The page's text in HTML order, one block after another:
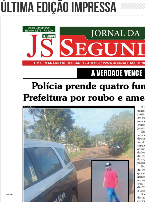
Última edição impressa